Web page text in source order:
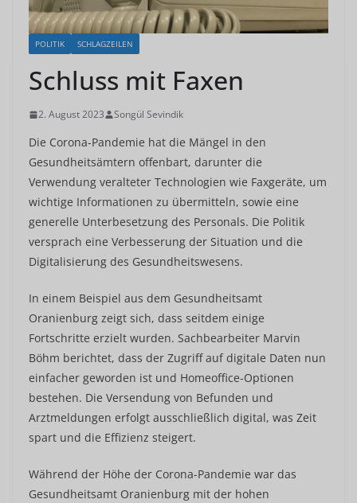
POLITIK SCHLAGZEILEN
Schluss mit Faxen
2. August 2023 Songül Sevindik
Die Corona-Pandemie hat die Mängel in den
Gesundheitsämtern offenbart, darunter die
Verwendung veralteter Technologien wie Faxgeräte, um
wichtige Informationen zu übermitteln, sowie eine
generelle Unterbesetzung des Personals. Die Politik
versprach eine Verbesserung der Situation und die
Digitalisierung des Gesundheitswesens.
In einem Beispiel aus dem Gesundheitsamt
Oranienburg zeigt sich, dass seitdem einige
Fortschritte erzielt wurden. Sachbearbeiter Marvin
Böhm berichtet, dass der Zugriff auf digitale Daten nun
einfacher geworden ist und Homeoffice-Optionen
bestehen. Die Versendung von Befunden und
Arztmeldungen erfolgt ausschließlich digital, was Zeit
spart und die Effizienz steigert.
Während der Höhe der Corona-Pandemie war das
Gesundheitsamt Oranienburg mit der hohen